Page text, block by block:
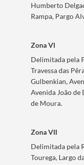
Humberto
Rampa, Pargo
Zona VI
Delimitada pela
Travessa das
Gulbenkian,
Avenida João de
de Moura.
Zona VII
Delimitada pela
Tourega, Largo